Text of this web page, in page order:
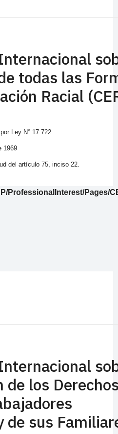
todas las
Racial
Ley N° 17.722
1969
del artículo 75, inciso 22.
ProfessionalInterest/Pages/
de los
de sus